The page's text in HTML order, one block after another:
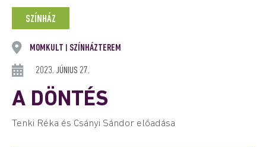
SZÍNHÁZ
MOMKULT SZÍNHÁZTEREM
2023. JÚNIUS 27.
A DÖNTÉS
Tenki Réka és Csányi Sándor előadása